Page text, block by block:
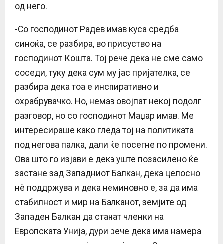
од него.
-Со господинот Радев имав куса средба
синоќа, се разбира, во присуство на
господинот Кошта. Тој рече дека не сме само
соседи, туку дека сум му јас пријателка, се
разбира дека тоа е инспиративно и
охрабрувачко. Но, немав овојпат некој подолг
разговор, но со господинот Маџар имав. Ме
интересираше како гледа тој на политиката
под негова палка, дали ќе посегне по промени.
Ова што го изјави е дека уште позасилено ќе
застане зад Западниот Балкан, дека целосно
нè поддржува и дека неминовно е, за да има
стабилност и мир на Балканот, земјите од
Западен Балкан да станат членки на
Европската Унија, дури рече дека има намера